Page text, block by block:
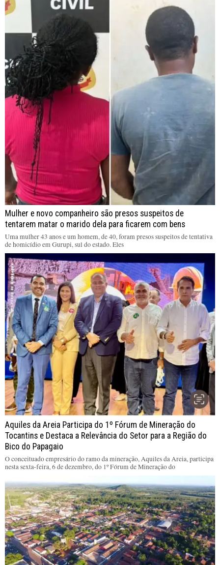
Mulher e novo companheiro são presos suspeitos de
tentarem matar o marido dela para ficarem com bens
Uma mulher 43 anos e um homem, de 40, foram presos suspeitos de tentativa
de homicídio em Gurupi, sul do estado. Eles
Aquiles da Areia Participa do 1º Fórum de Mineração do
Tocantins e Destaca a Relevância do Setor para a Região do
Bico do Papagaio
O conceituado empresário do ramo da mineração, Aquiles da Areia, participa
nesta sexta-feira, 6 de dezembro, do 1º Fórum de Mineração do